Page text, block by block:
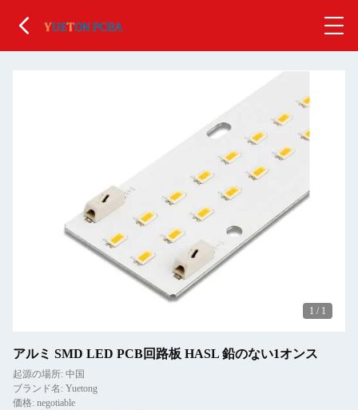
1 / 1
アルミ SMD LED PCB回路板 HASL 鉛のない1オンス
起源の場所: 中国
ブランド名: Yuetong
価格: negotiable